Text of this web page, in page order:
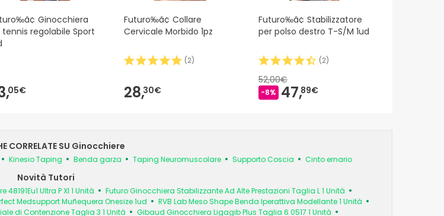
Ginocchiera
tennis regolabile Sport
05€
Futuro‰ã¢ Collare
Cervicale Morbido 1pz
(2)
28,30€
Futuro‰ã¢ Stabilizzatore
per polso destro T-S/M 1ud
(2)
52,00€
-8% 47,89€
CORRELATE SU Ginocchiere
Kinesio Taping Benda garza Taping Neuromuscolare Supporto Coscia Cinto ernario
Novità Tutori
48191Eu1 Ultra P Xl 1 Unità
Futuro Ginocchiera Stabilizzante Ad Alte Prestazioni Taglia L 1 Unità
Medsupport Muñequera Onesize 1ud
RVB Lab Meso Shape Benda Iperattiva Modellante 1 Unità
di Contenzione Taglia 3 1 Unità
Gibaud Ginocchiera Ligagib Plus Taglia 6 0517 1 Unità